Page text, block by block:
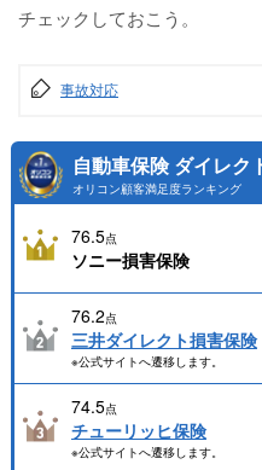
チェックしておこう。
事故対応
自動車保険 ダイレク
オリコン顧客満足度ランキング
76.5点
ソニー損害保険
76.2点
三井ダイレクト損害保険
※公式サイトへ遷移します。
74.5点
チューリッヒ保険
※公式サイトへ遷移します。